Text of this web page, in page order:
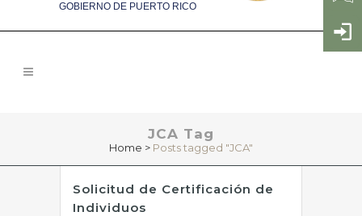
GOBIERNO DE PUERTO RICO
JCA Tag
Home > Posts tagged "JCA"
Solicitud de Certificación de
Individuos